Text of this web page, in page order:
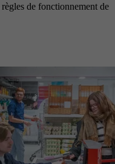
règles de fonctionnement de